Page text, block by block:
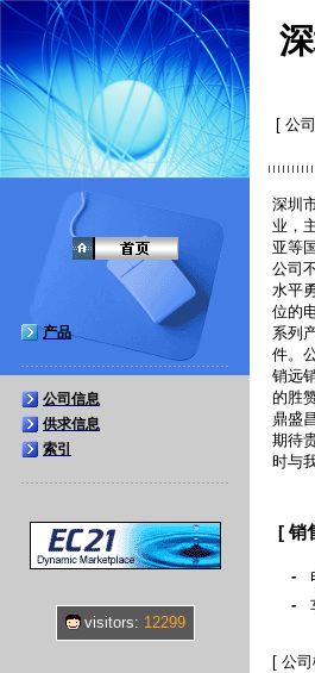
产品
公司信息
供求信息
索引
visitors: 12299
[ 公
深圳
业，
亚等
公司
水平
位的
系列
件。
销远
的胜赞
鼎盛
期待
时与
[ 销
-
-
[ 公